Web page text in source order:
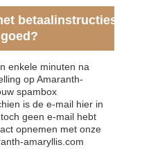
betaalinstructies
enkele minuten na
op Amaranth-
spambox
is de e-mail hier in
geen e-mail hebt
opnemen met onze
amaryllis.com